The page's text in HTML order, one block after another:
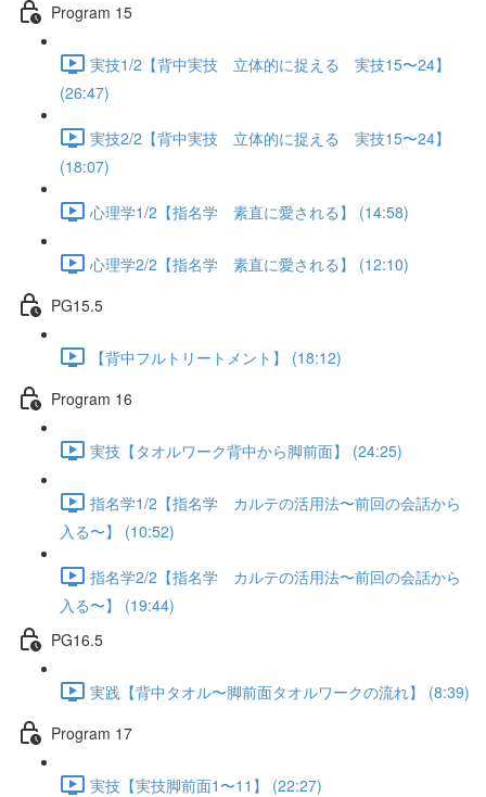
Program 15
実技1/2【背中実技 立体的に捉える 実技15〜24】
(26:47)
実技2/2【背中実技 立体的に捉える 実技15〜24】
(18:07)
心理学1/2【指名学 素直に愛される】 (14:58)
心理学2/2【指名学 素直に愛される】 (12:10)
PG15.5
【背中フルトリートメント】 (18:12)
Program 16
実技【タオルワーク背中から脚前面】 (24:25)
指名学1/2【指名学 カルテの活用法〜前回の会話から
入る〜】 (10:52)
指名学2/2【指名学 カルテの活用法〜前回の会話から
入る〜】 (19:44)
PG16.5
実践【背中タオル〜脚前面タオルワークの流れ】 (8:39)
Program 17
実技【実技脚前面1〜11】 (22:27)